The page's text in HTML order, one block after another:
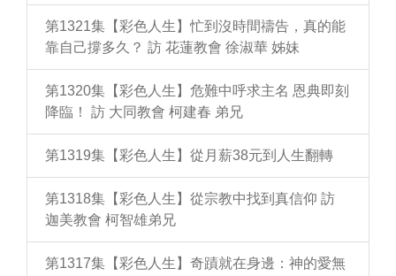
第1321集【彩色人生】忙到沒時間禱告，真的能
靠自己撐多久？ 訪 花蓮教會 徐淑華 姊妹
第1320集【彩色人生】危難中呼求主名 恩典即刻
降臨！ 訪 大同教會 柯建春 弟兄
第1319集【彩色人生】從月薪38元到人生翻轉
第1318集【彩色人生】從宗教中找到真信仰 訪
迦美教會 柯智雄弟兄
第1317集【彩色人生】奇蹟就在身邊：神的愛無